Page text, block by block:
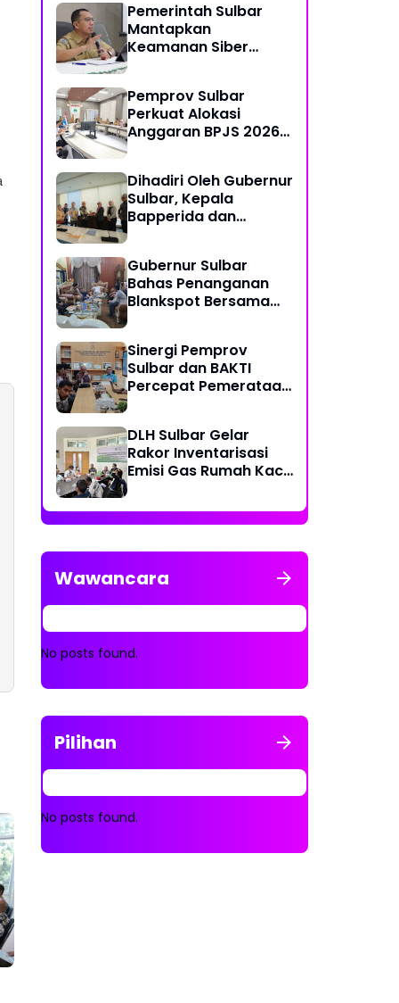
Pemerintah Sulbar
Mantapkan
Keamanan Siber
Enam Kabupaten
Pemprov Sulbar
Perkuat Alokasi
Anggaran BPJS 2026
Dihadiri Oleh Gubernur
Sulbar, Kepala
Bapperida dan
Titik Akses Internet
Gubernur Sulbar
Bahas Penanganan
Blankspot Bersama
Sinergi Pemprov
Sulbar dan BAKTI
Percepat Pemerataan
DLH Sulbar Gelar
Rakor Inventarisasi
Emisi Gas Rumah Kaca
Wawancara
No posts found.
Pilihan
No posts found.